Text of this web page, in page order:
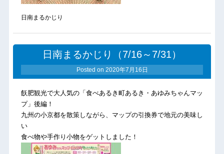
日南まるかじり
日南まるかじり（7/16～7/31）
Posted on 2020年7月16日
飫肥観光で大人気の「食べあるき町あるき・あゆみちゃんマッ
プ」後編！
九州の小京都を散策しながら、マップの引換券で地元の美味し
い
食べ物や手作り小物をゲットしました！